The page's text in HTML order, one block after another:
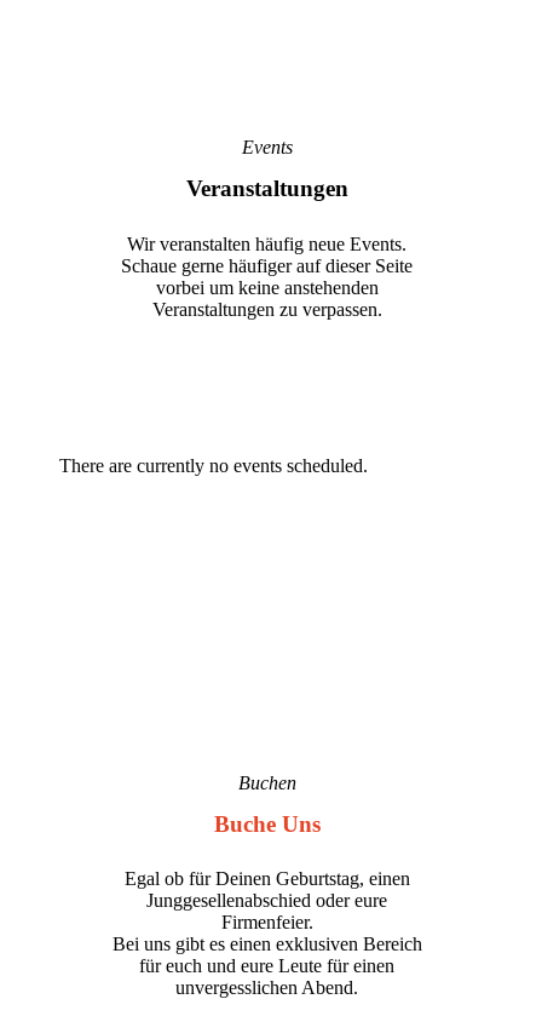
Events
Veranstaltungen
Wir veranstalten häufig neue Events.
Schaue gerne häufiger auf dieser Seite
vorbei um keine anstehenden
Veranstaltungen zu verpassen.
There are currently no events scheduled.
Buchen
Buche Uns
Egal ob für Deinen Geburtstag, einen
Junggesellenabschied oder eure
Firmenfeier.
Bei uns gibt es einen exklusiven Bereich
für euch und eure Leute für einen
unvergesslichen Abend.